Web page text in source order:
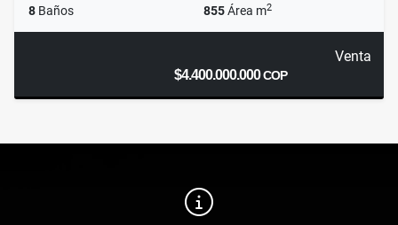
8 Baños 855Área m2
Venta
$4.400.000.000COP